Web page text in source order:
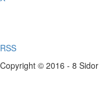
RSS
Copyright © 2016 - 8 Sidor